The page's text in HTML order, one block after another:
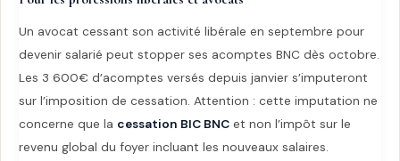
Un avocat cessant son activité libérale en septembre pour
devenir salarié peut stopper ses acomptes BNC dès octobre.
Les 3 600€ d’acomptes versés depuis janvier s’imputeront
sur l’imposition de cessation. Attention : cette imputation ne
concerne que la cessation BIC BNC et non l’impôt sur le
revenu global du foyer incluant les nouveaux salaires.